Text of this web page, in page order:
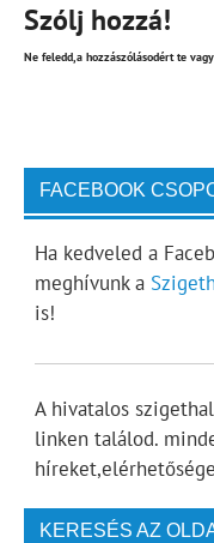
Szólj hozzá!
Ne feledd,a hozzászólásodért te
FACEBOOK
Ha kedveled a
meghívunk a
is!
A hivatalos
linken találod.
KERESÉS AZ